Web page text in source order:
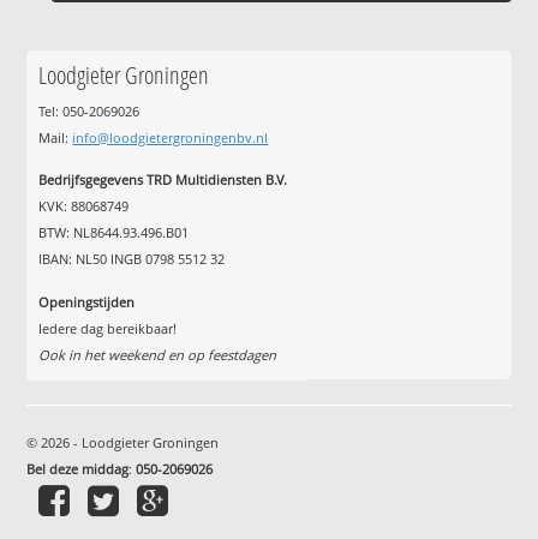
Loodgieter Groningen
Tel: 050-2069026
Mail: info@loodgietergroningenbv.nl
Bedrijfsgegevens TRD Multidiensten B.V.
KVK: 88068749
BTW: NL8644.93.496.B01
IBAN: NL50 INGB 0798 5512 32
Openingstijden
Iedere dag bereikbaar!
Ook in het weekend en op feestdagen
© 2026 - Loodgieter Groningen
Bel deze middag:050-2069026